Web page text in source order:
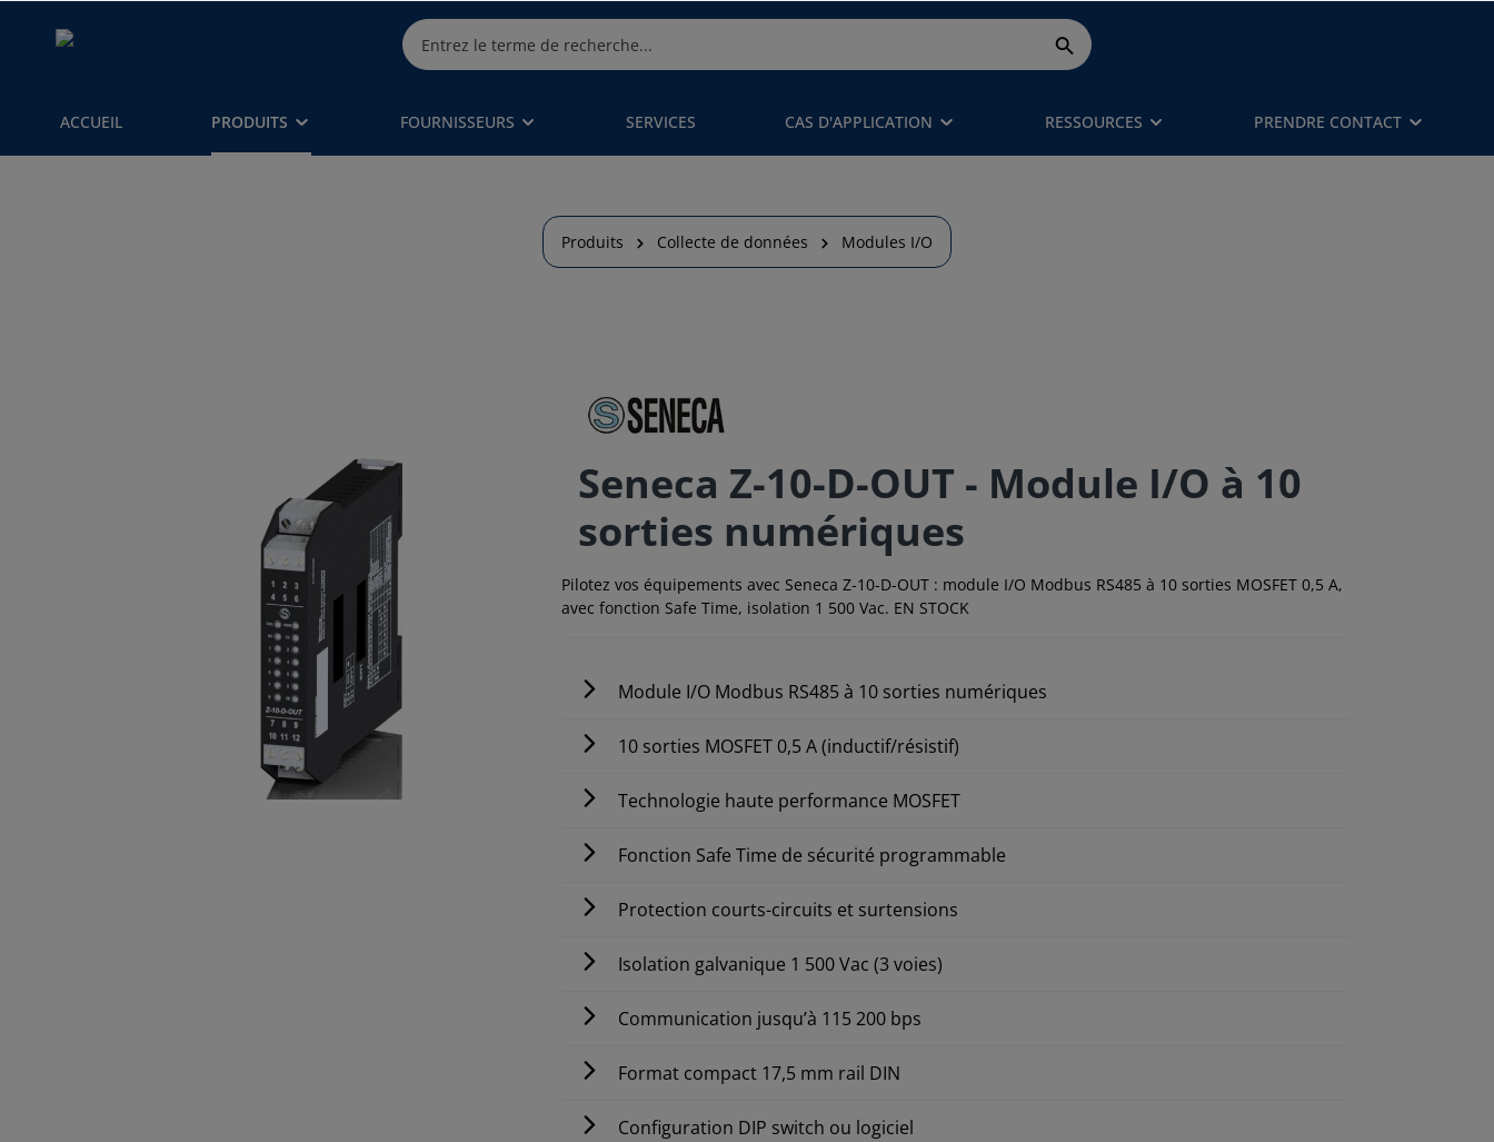
ACCUEIL PRODUITS FOURNISSEURS SERVICES CAS D'APPLICATION RESSOURCES PRENDRE CONTACT
Produits Collecte de données Modules I/O
Seneca Z-10-D-OUT - Module I/O à 10
sorties numériques
Pilotez vos équipements avec Seneca Z-10-D-OUT : module I/O Modbus RS485 à 10 sorties MOSFET 0,5 A,
avec fonction Safe Time, isolation 1 500 Vac. EN STOCK
Module I/O Modbus RS485 à 10 sorties numériques
10 sorties MOSFET 0,5 A (inductif/résistif)
Technologie haute performance MOSFET
Fonction Safe Time de sécurité programmable
Protection courts-circuits et surtensions
Isolation galvanique 1 500 Vac (3 voies)
Communication jusqu’à 115 200 bps
Format compact 17,5 mm rail DIN
Configuration DIP switch ou logiciel